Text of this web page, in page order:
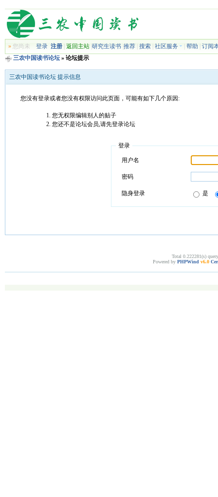
»您尚未 登录 注册| 返回主站| 研究生读书| 推荐| 搜索| 社区服务 帮助
订阅
三农中国读书论坛» 论坛提示
三农中国读书论坛 提示信息
您没有登录或者您没有权限访问此页面，可能有如下几个原因:
您无权限编辑别人的贴子
您还不是论坛会员,请先登录论坛
登录
用户名
密码
隐身登录 是
Total 0.222281(s)
Powered by PHPWind v6.0